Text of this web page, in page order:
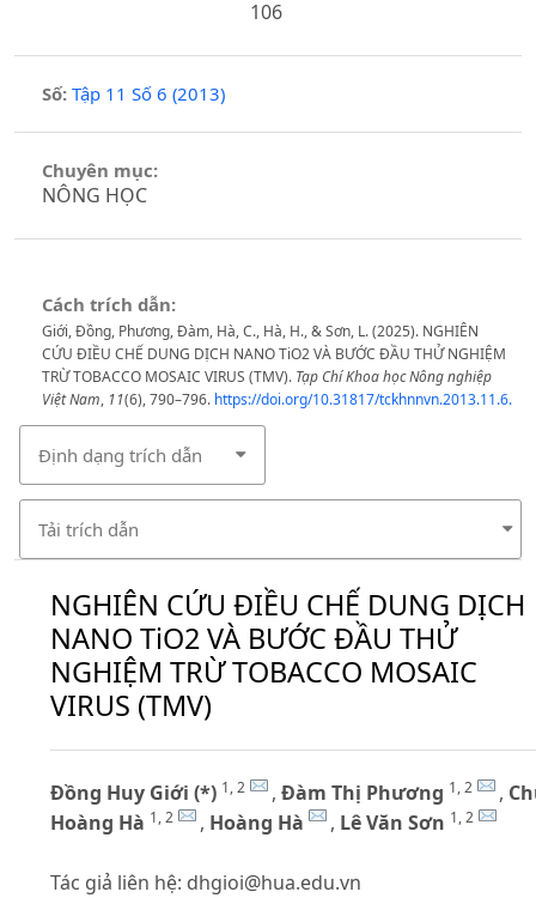
106
Số: Tập 11 Số 6 (2013)
Chuyên mục:
NÔNG HỌC
Cách trích dẫn:
Giới, Đồng, Phương, Đàm, Hà, C., Hà, H., & Sơn, L. (2025). NGHIÊN
CỨU ĐIỀU CHẾ DUNG DỊCH NANO TiO2 VÀ BƯỚC ĐẦU THỬ NGHIỆM
TRỪ TOBACCO MOSAIC VIRUS (TMV). Tạp Chí Khoa học Nông nghiệp
Việt Nam, 11(6), 790–796. https://doi.org/10.31817/tckhnnvn.2013.11.6.
Định dạng trích dẫn
Tải trích dẫn
NGHIÊN CỨU ĐIỀU CHẾ DUNG DỊCH
NANO TiO2 VÀ BƯỚC ĐẦU THỬ
NGHIỆM TRỪ TOBACCO MOSAIC
VIRUS (TMV)
Đồng Huy Giới (*) 1, 2 , Đàm Thị Phương 1, 2 ,
Hoàng Hà 1, 2 , Hoàng Hà , Lê Văn Sơn 1, 2
Tác giả liên hệ: dhgioi@hua.edu.vn